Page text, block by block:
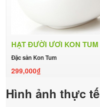
HẠT ĐƯỜI ƯƠI KON TUM
Đặc sản Kon Tum
299,000₫
Hình ảnh thực tế